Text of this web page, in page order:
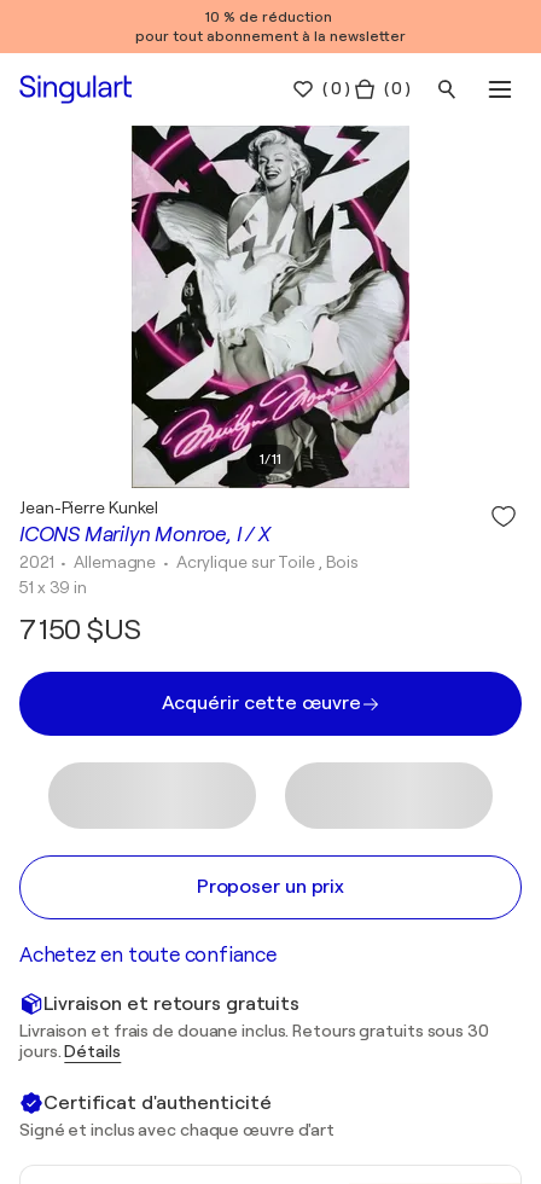
10 % de réduction
pour tout abonnement à la newsletter
(0 ) ( 0 )
1/11
ICONS Marilyn Monroe, I / X
Jean-Pierre Kunkel
2021 • Allemagne • Acrylique sur Toile , Bois
51 x 39 in
7 150 $US
Acquérir cette œuvre
Proposer un prix
Achetez en toute confiance
Livraison et retours gratuits
Livraison et frais de douane inclus. Retours gratuits sous 30
jours.Détails
Certificat d'authenticité
Signé et inclus avec chaque œuvre d'art